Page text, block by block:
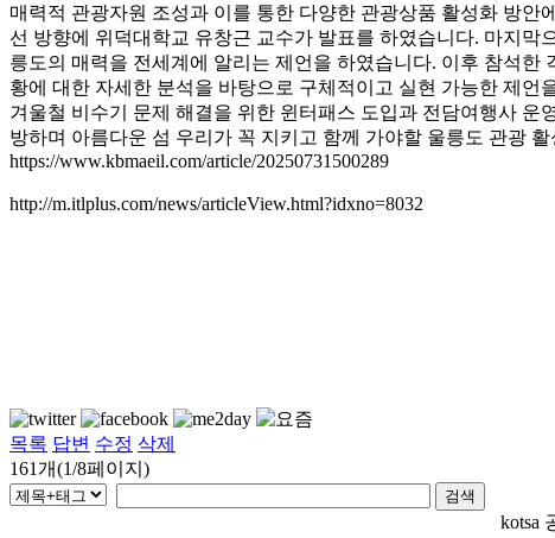
매력적 관광자원 조성과 이를 통한 다양한 관광상품 활성화 방
선 방향에 위덕대학교 유창근 교수가 발표를 하였습니다. 마지
릉도의 매력을 전세계에 알리는 제언을 하였습니다. 이후 참석
황에 대한 자세한 분석을 바탕으로 구체적이고 실현 가능한 제
겨울철 비수기 문제 해결을 위한 윈터패스 도입과 전담여행사
방하며 아름다운 섬 우리가 꼭 지키고 함께 가야할 울릉도 관광
https://www.kbmaeil.com/article/20250731500289
http://m.itlplus.com/news/articleView.html?idxno=8032
목록 답변 수정 삭제
161개(1/8페이지)
kotsa